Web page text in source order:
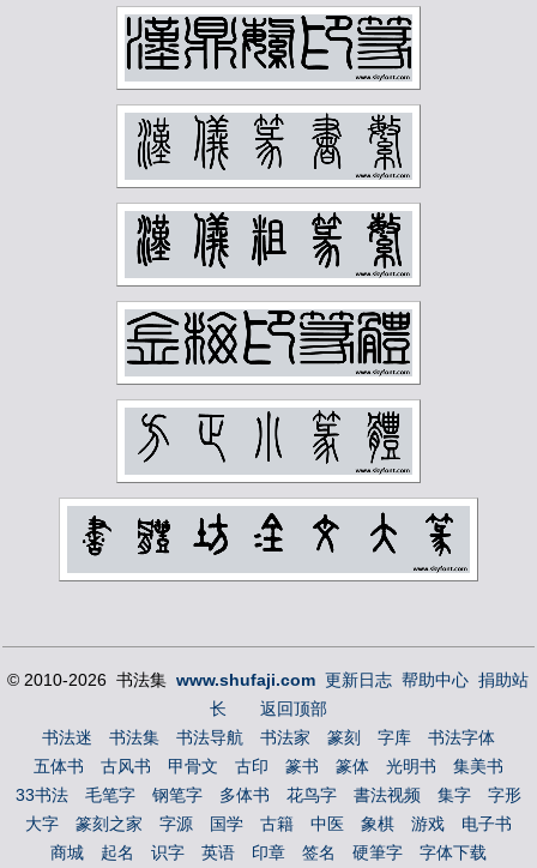
郭味蕖 郭沫若
郭风惠
金石大字典 钟刚中
钱君匋
钱松岩 钱瘦铁
陆俨少
陆抑非 陆维钊
陈之佛
陈叔亮 陈叔通
陈君藻
陈子庄 陈少梅
陈巨来
陈缘督 陈衡恪
陶博吾
顾廷龙 顾麟士
马一浮
马公愚 马叙伦
马晋
高二适 高剑父
高奇峰
鲁迅 麦华三
黄士陵
黄山寿 黄节
黄葆戊
齐燕铭 齐璜
© 2010-2026 书法集www.shufaji.com 更新日志 帮助中心 捐助站
长
返回顶部
书法迷
书法集 书法导航 书法家 篆刻 字库
书法字体
五体书
古风书 甲骨文 古印 篆书 篆体 光明书
集美书
33书法
毛笔字 钢笔字 多体书 花鸟字 書法视频 集字
字形
大字
篆刻之家 字源 国学 古籍 中医 象棋 游戏
电子书
商城
起名 识字 英语 印章 签名 硬筆字 字体下载